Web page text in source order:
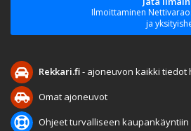
Ilmoittaminen
ja
Rekkari.fi- ajoneuvon kaikki tiedot
Omat ajoneuvot
Ohjeet turvalliseen kaupankäyntiin